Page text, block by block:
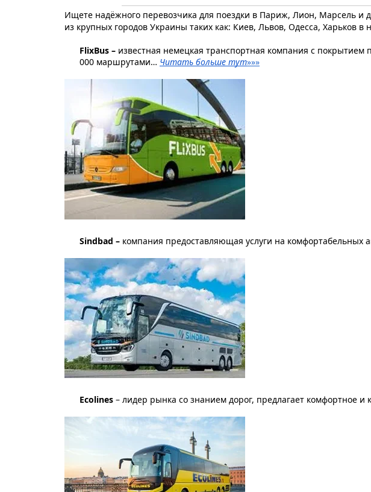
Ищете надёжного перевозчика для поездки в Париж, Лион, Марсель и
из крупных городов Украины таких как: Киев, Львов, Одесса, Харьков
FlixBus – известная немецкая транспортная компания с
000 маршрутами… Читать больше тут»»»
Sindbad – компания предоставляющая услуги на
Ecolines – лидер рынка со знанием дорог, предлагает комфортное и